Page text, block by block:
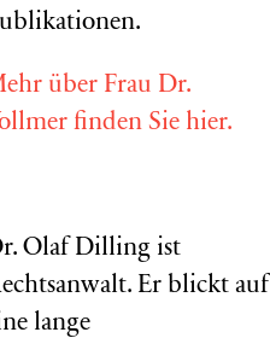
über Frau Dr.
finden Sie hier.
Olaf Dilling ist
Er blickt auf
lange